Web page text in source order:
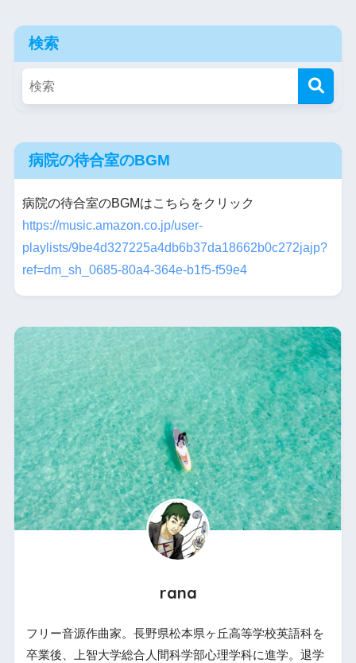
検索
病院の待合室のBGM
病院の待合室のBGMはこちらをクリック
https://music.amazon.co.jp/user-
playlists/9be4d327225a4db6b37da18662b0c272jajp?
ref=dm_sh_0685-80a4-364e-b1f5-f59e4
rana
フリー音源作曲家。長野県松本県ヶ丘高等学校英語科を
卒業後、上智大学総合人間科学部心理学科に進学。退学